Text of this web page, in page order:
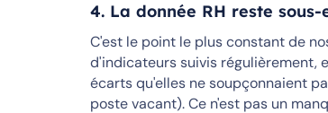
4. La donnée RH reste
C'est le point le plus constant de
d'indicateurs suivis régulièrement,
écarts qu'elles ne soupçonnaient
poste vacant). Ce n'est pas un